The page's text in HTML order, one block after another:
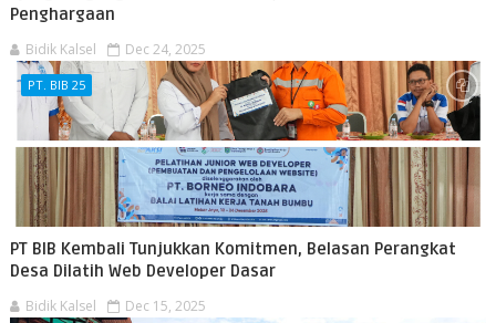
Penghargaan
Bidik Kalsel Dec 24, 2025
PT. BIB 25
PT BIB Kembali Tunjukkan Komitmen, Belasan Perangkat
Desa Dilatih Web Developer Dasar
Bidik Kalsel Dec 15, 2025